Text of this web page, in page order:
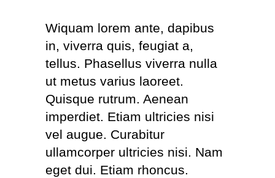
Wiquam lorem ante, dapibus
in, viverra quis, feugiat a,
tellus. Phasellus viverra nulla
ut metus varius laoreet.
Quisque rutrum. Aenean
imperdiet. Etiam ultricies nisi
vel augue. Curabitur
ullamcorper ultricies nisi. Nam
eget dui. Etiam rhoncus.